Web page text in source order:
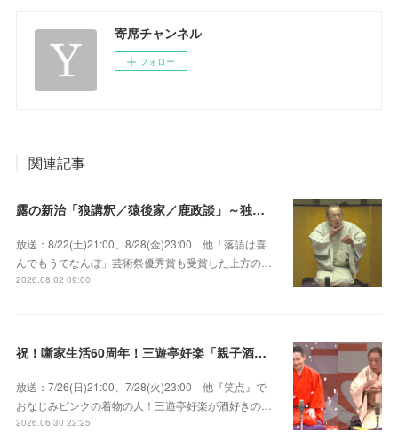
寄席チャンネル
フォロー
関連記事
露の新治「狼講釈／猿後家／鹿政談」～独演会は毎回満員御礼！上方の人気重鎮落語家！
放送：8/22(土)21:00、8/28(金)23:00 他「落語は喜
んでもうてなんぼ」芸術祭優秀賞も受賞した上方の…
2026.08.02 09:00
祝！噺家生活60周年！三遊亭好楽「親子酒」錦笑亭満堂「桜ん坊」～満堂フェス2026
放送：7/26(日)21:00、7/28(火)23:00 他『笑点』で
おなじみピンクの着物の人！三遊亭好楽が酒好きの…
2026.06.30 22:25